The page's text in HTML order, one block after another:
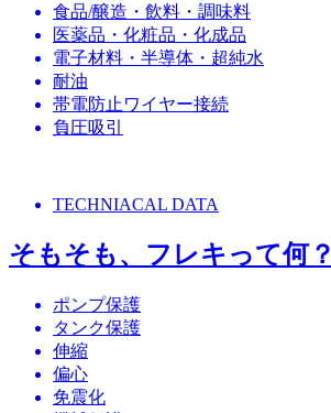
食品/醸造・飲料・調味料
医薬品・化粧品・化成品
電子材料・半導体・超純水
耐油
帯電防止ワイヤー接続
負圧吸引
TECHNIACAL DATA
そもそも、フレキって何？
ポンプ保護
タンク保護
伸縮
偏心
免震化